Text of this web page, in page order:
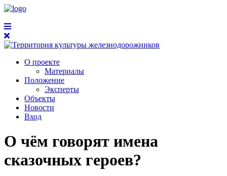
О проекте
Материалы
Положение
Эксперты
Объекты
Новости
Вход
О чём говорят имена
сказочных героев?